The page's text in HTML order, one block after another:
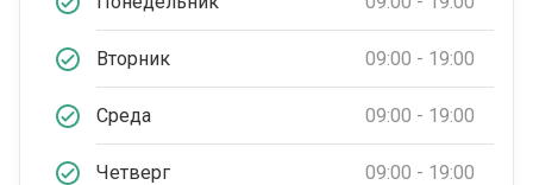
Вторник 09:00 - 19:00
Среда 09:00 - 19:00
Четверг 09:00 - 19:00